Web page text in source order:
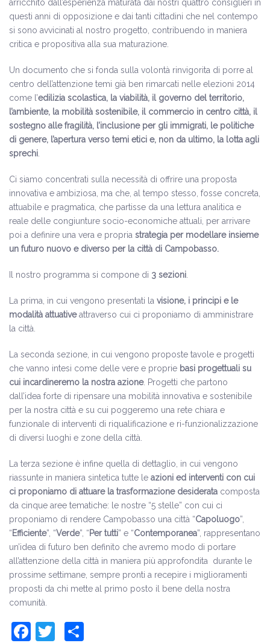
arricchito dall’esperienza maturata dai nostri quattro consiglieri in
questi anni di opposizione e dai tanti cittadini che nel contempo
si sono avvicinati al nostro progetto, contribuendo in maniera
critica e propositiva alla sua maturazione.
Un documento che si fonda sulla volontà rinvigorita di porre al
centro dell’attenzione temi già ben rimarcati nelle elezioni 2014
come l’edilizia scolastica, la viabilità, il governo del territorio,
l’ambiente, la mobilità sostenibile, il commercio in centro città, il
sostegno alle fragilità, l’inclusione per gli immigrati, le politiche
di genere, l’apertura verso temi etici e, non da ultimo, la lotta agli
sprechi
Ci siamo concentrati sulla necessità di offrire una proposta
innovativa e ambiziosa, ma che, al tempo stesso, fosse concreta,
attuabile e pragmatica, che partisse da una lettura analitica e
reale delle congiunture socio-economiche attuali, per arrivare
poi a definire una vera e propria strategia per modellare insieme
un futuro nuovo e diverso per la città di Campobasso.
Il nostro programma si compone di 3 sezioni
La prima, in cui vengono presentati la visione, i principi e le
modalità attuativeattraverso cui ci proponiamo di amministrare
la città.
La seconda sezione, in cui vengono proposte tavole e progetti
che vanno intesi come delle vere e proprie basi progettuali su
cui incardineremo la nostra azione. Progetti che partono
dall’idea forte di ripensare una mobilità innovativa e sostenibile
per la nostra città e su cui poggeremo una rete chiara e
funzionale di interventi di riqualificazione e ri-funzionalizzazione
di diversi luoghi e zone della città.
La terza sezione è infine quella di dettaglio, in cui vengono
riassunte in maniera sintetica tutte le azioni ed interventi con cui
ci proponiamo di attuare la trasformazione desiderata composta
da cinque aree tematiche: le nostre “5 stelle” con cui ci
proponiamo di rendere Campobasso una città “Capoluogo”,
“Efficiente”, “Verde”, “Per tutti” e “Contemporanea”, rappresentano
un’idea di futuro ben definito che avremo modo di portare
all’attenzione della città in maniera più approfondita durante le
prossime settimane, sempre pronti a recepire i miglioramenti
proposti da chi mette al primo posto il bene della nostra
comunità.
Facebook
Twitter